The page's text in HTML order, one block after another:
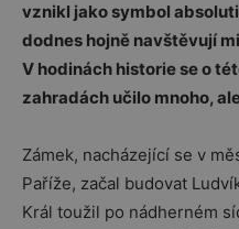
vznikl jako symbol
dodnes hojně navštěvují
V hodinách historie se o
zahradách učilo mnoho,
Zámek, nacházející se v
Paříže, začal budovat
Král toužil po nádherném